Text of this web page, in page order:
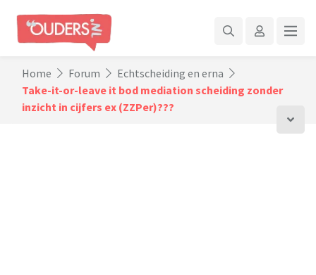
Home Forum
Echtscheiding en erna
Take-it-or-leave it bod mediation scheiding zonder
inzicht in cijfers ex (ZZPer)???